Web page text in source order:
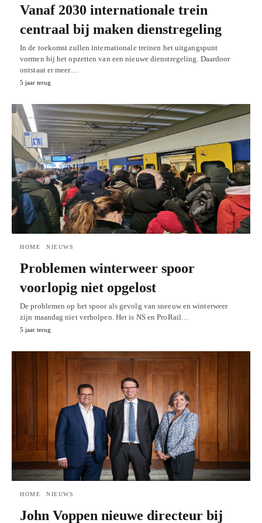
Vanaf 2030 internationale trein
centraal bij maken dienstregeling
In de toekomst zullen internationale treinen het uitgangspunt
vormen bij het opzetten van een nieuwe dienstregeling. Daardoor
ontstaat er meer…
5 jaar terug
HOME NIEUWS
Problemen winterweer spoor
voorlopig niet opgelost
De problemen op het spoor als gevolg van sneeuw en winterweer
zijn maandag niet verholpen. Het is NS en ProRail…
5 jaar terug
HOME NIEUWS
John Voppen nieuwe directeur bij